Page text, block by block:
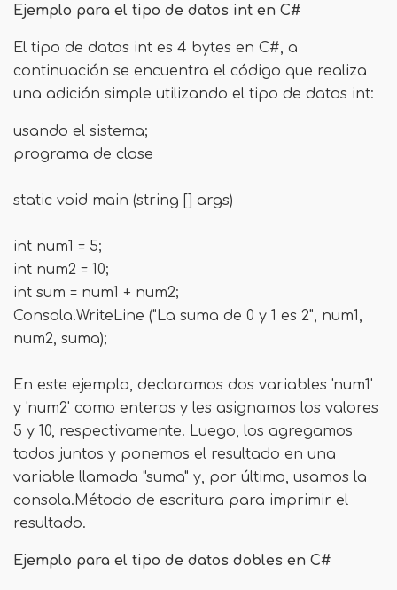
Ejemplo para el tipo de datos int en C#
El tipo de datos int es 4 bytes en C#, a
continuación se encuentra el código que realiza
una adición simple utilizando el tipo de datos int:
usando el sistema;
programa de clase
static void main (string [] args)
int num1 = 5;
int num2 = 10;
int sum = num1 + num2;
Consola.WriteLine ("La suma de 0 y 1 es 2", num1,
num2, suma);
En este ejemplo, declaramos dos variables 'num1'
y 'num2' como enteros y les asignamos los valores
5 y 10, respectivamente. Luego, los agregamos
todos juntos y ponemos el resultado en una
variable llamada "suma" y, por último, usamos la
consola.Método de escritura para imprimir el
resultado.
Ejemplo para el tipo de datos dobles en C#